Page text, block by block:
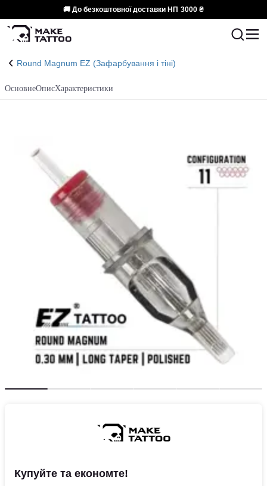
🚚 До безкоштовної доставки НП 3000 ₴
Round Magnum EZ (Зафарбування і тіні)
ОсновнеОписХарактеристики
Купуйте та економте!